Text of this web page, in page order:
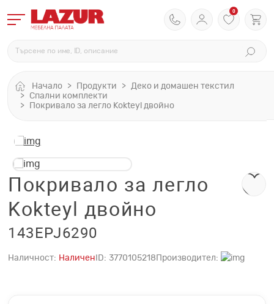
0
Начало Продукти
Деко и домашен текстил
Спални комплекти
Покривало за легло Kokteyl двойно
Покривало за легло
Kokteyl двойно
143EPJ6290
Наличност: Наличен ID: 3770105218 Производител: